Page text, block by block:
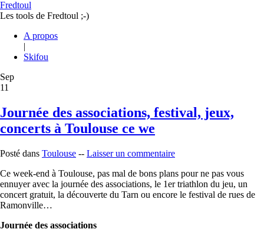
Fredtoul
Les tools de Fredtoul ;-)
A propos
|
Skifou
Sep
11
Journée des associations, festival, jeux,
concerts à Toulouse ce we
Posté dans Toulouse -- Laisser un commentaire
Ce week-end à Toulouse, pas mal de bons plans pour ne pas vous
ennuyer avec la journée des associations, le 1er triathlon du jeu, un
concert gratuit, la découverte du Tarn ou encore le festival de rues de
Ramonville…
Journée des associations